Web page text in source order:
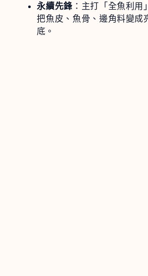
永續先鋒：主打「全魚利用
把魚皮、魚骨、邊角料變成
底。